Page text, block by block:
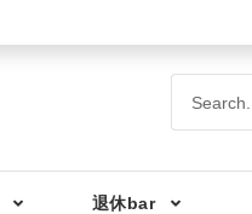
退休bar